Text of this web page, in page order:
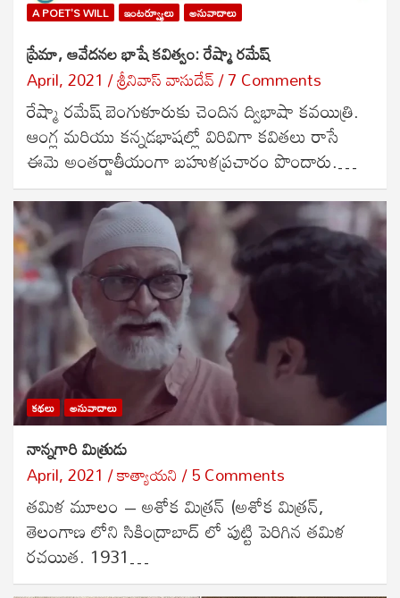
A POET'S WILL ఇంటర్వ్యూలు అనువాదాలు
ప్రేమా, ఆవేదనల భాషే కవిత్వం: రేష్మా రమేష్
April, 2021 శ్రీనివాస్ వాసుదేవ్ 7 Comments
రేష్మా రమేష్ బెంగుళూరుకు చెందిన ద్విభాషా కవయిత్రి.
ఆంగ్ల మరియు కన్నడభాషల్లో విరివిగా కవితలు రాసే
ఈమె అంతర్జాతీయంగా బహుళప్రచారం పొందారు.…
కథలు అనువాదాలు
నాన్నగారి మిత్రుడు
April, 2021 కాత్యాయని 5 Comments
తమిళ మూలం – అశోక మిత్రన్ (అశోక మిత్రన్,
తెలంగాణ లోని సికింద్రాబాద్ లో పుట్టి పెరిగిన తమిళ
రచయిత. 1931…